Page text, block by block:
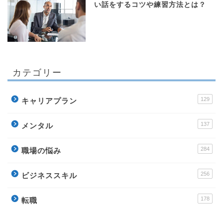
い話をするコツや練習方法とは？
カテゴリー
キャリアプラン 129
メンタル 137
職場の悩み 284
ビジネススキル 256
転職 178